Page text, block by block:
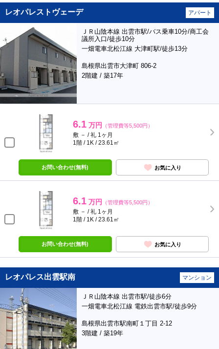
レオパレストヴェーデ アパート
ＪＲ山陰本線 出雲市駅/バス乗車10分/商工会
議所入口/徒歩10分
一畑電車北松江線 大津町駅/徒歩13分
島根県出雲市大津町 806-2
2階建 / 築17年
6.1 万円 （管理費等5,500円）
敷 － / 礼 1ヶ月
1階 / 1K / 23.61㎡
お問い合わせ(無料) お気に入り
6.1 万円 （管理費等5,500円）
敷 － / 礼 1ヶ月
1階 / 1K / 23.61㎡
お問い合わせ(無料) お気に入り
レオパレス出雲駅南 マンション
ＪＲ山陰本線 出雲市駅/徒歩6分
一畑電車北松江線 電鉄出雲市駅/徒歩9分
島根県出雲市駅南町１丁目 2-12
3階建 / 築19年